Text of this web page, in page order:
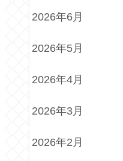
2026年6月
2026年5月
2026年4月
2026年3月
2026年2月